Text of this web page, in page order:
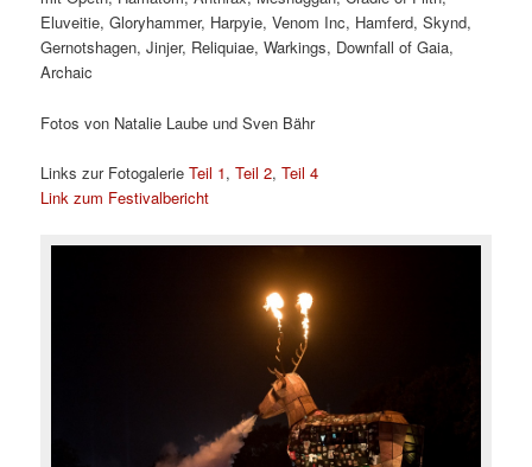
Eluveitie, Gloryhammer, Harpyie, Venom Inc, Hamferd, Skynd,
Gernotshagen, Jinjer, Reliquiae, Warkings, Downfall of Gaia,
Archaic
Fotos von Natalie Laube und Sven Bähr
Links zur FotogalerieTeil 1,Teil 2,Teil 4
Link zum Festivalbericht